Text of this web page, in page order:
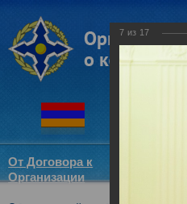
От Договора к
Организации
7 из 17